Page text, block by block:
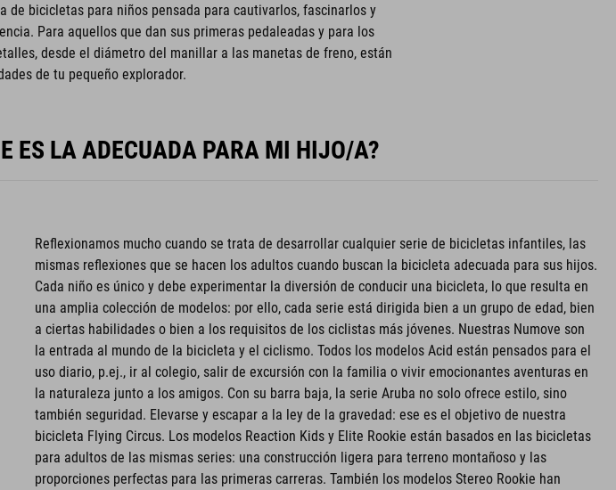
de bicicletas para niños pensada para cautivarlos, fascinarlos y
Para aquellos que dan sus primeras pedaleadas y para los
desde el diámetro del manillar a las manetas de freno, están
de tu pequeño explorador.
ES LA ADECUADA PARA MI HIJO/A?
Reflexionamos mucho cuando se trata de desarrollar cualquier serie de bicicletas infantiles, las
mismas reflexiones que se hacen los adultos cuando buscan la bicicleta adecuada para sus hijos.
Cada niño es único y debe experimentar la diversión de conducir una bicicleta, lo que resulta en
una amplia colección de modelos: por ello, cada serie está dirigida bien a un grupo de edad, bien
a ciertas habilidades o bien a los requisitos de los ciclistas más jóvenes. Nuestras Numove son
la entrada al mundo de la bicicleta y el ciclismo. Todos los modelos Acid están pensados para el
uso diario, p.ej., ir al colegio, salir de excursión con la familia o vivir emocionantes aventuras en
la naturaleza junto a los amigos. Con su barra baja, la serie Aruba no solo ofrece estilo, sino
también seguridad. Elevarse y escapar a la ley de la gravedad: ese es el objetivo de nuestra
bicicleta Flying Circus. Los modelos Reaction Kids y Elite Rookie están basados en las bicicletas
para adultos de las mismas series: una construcción ligera para terreno montañoso y las
proporciones perfectas para las primeras carreras. También los modelos Stereo Rookie han